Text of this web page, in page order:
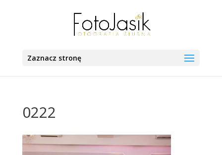
Zaznacz stronę
0222